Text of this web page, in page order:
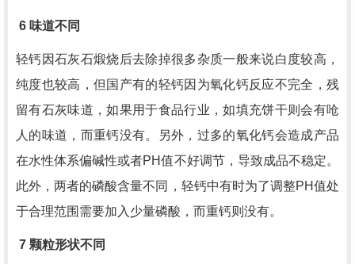
6 味道不同
轻钙因石灰石煅烧后去除掉很多杂质一般来说白度较高，
纯度也较高，但国产有的轻钙因为氧化钙反应不完全，残
留有石灰味道，如果用于食品行业，如填充饼干则会有呛
人的味道，而重钙没有。另外，过多的氧化钙会造成产品
在水性体系偏碱性或者PH值不好调节，导致成品不稳定。
此外，两者的磷酸含量不同，轻钙中有时为了调整PH值处
于合理范围需要加入少量磷酸，而重钙则没有。
7 颗粒形状不同